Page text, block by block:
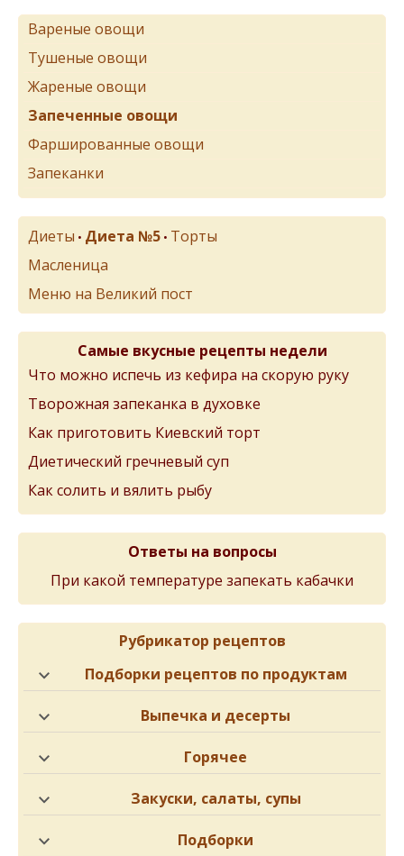
Вареные овощи
Тушеные овощи
Жареные овощи
Запеченные овощи
Фаршированные овощи
Запеканки
Диеты • Диета №5 • Торты
Масленица
Меню на Великий пост
Самые вкусные рецепты недели
Что можно испечь из кефира на скорую руку
Творожная запеканка в духовке
Как приготовить Киевский торт
Диетический гречневый суп
Как солить и вялить рыбу
Ответы на вопросы
При какой температуре запекать кабачки
Рубрикатор рецептов
Подборки рецептов по продуктам
Выпечка и десерты
Горячее
Закуски, салаты, супы
Подборки